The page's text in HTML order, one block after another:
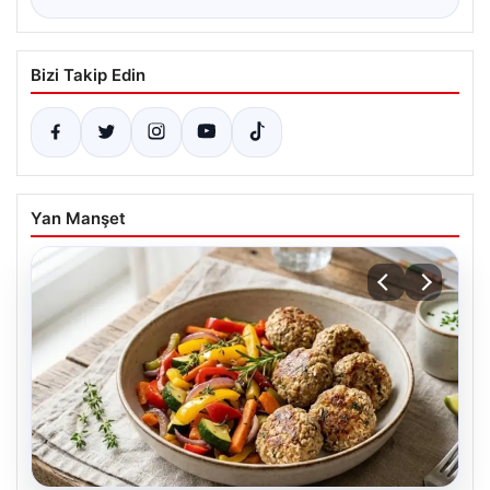
Bizi Takip Edin
Yan Manşet